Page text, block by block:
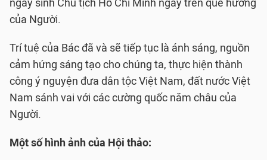
ngày sinh Chủ tịch Hồ Chí Minh ngay trên quê hương
của Người.
Trí tuệ của Bác đã và sẽ tiếp tục là ánh sáng, nguồn
cảm hứng sáng tạo cho chúng ta, thực hiện thành
công ý nguyện đưa dân tộc Việt Nam, đất nước Việt
Nam sánh vai với các cường quốc năm châu của
Người.
Một số hình ảnh của Hội thảo: